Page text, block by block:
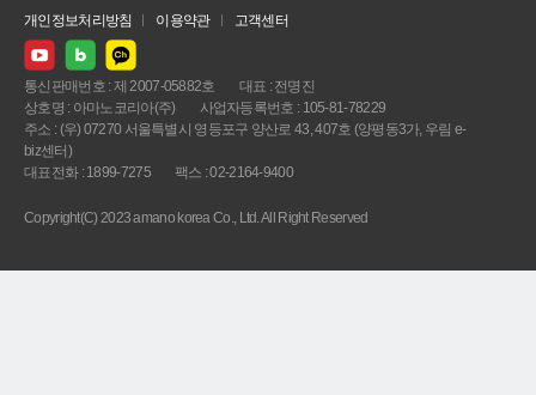
개인정보처리방침 이용약관 고객센터
통신판매번호 : 제 2007-05882호
대표 : 전명진
상호명 : 아마노코리아(주)
사업자등록번호 : 105-81-78229
주소 : (우) 07270 서울특별시 영등포구 양산로 43, 407호 (양평동3가, 우림 e-
biz센터)
대표전화 : 1899-7275
팩스 : 02-2164-9400
Copyright(C) 2023 amano korea Co., Ltd. All Right Reserved